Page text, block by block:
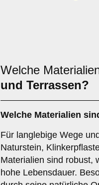
Welche
und Terrassen?
Welche Materialien
Für langlebige Wege
Naturstein,
Materialien sind robust,
hohe Lebensdauer.